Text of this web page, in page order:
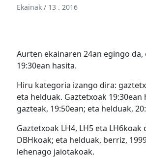
Ekainak / 13 . 2016
Aurten ekainaren 24an egingo
19:30ean hasita.
Hiru kategoria izango dira:
eta helduak. Gaztetxoak 19:30ean
gazteak, 19:50ean; eta helduak,
Gaztetxoak LH4, LH5 eta LH6koak
DBHkoak; eta helduak, berriz,
lehenago jaiotakoak.